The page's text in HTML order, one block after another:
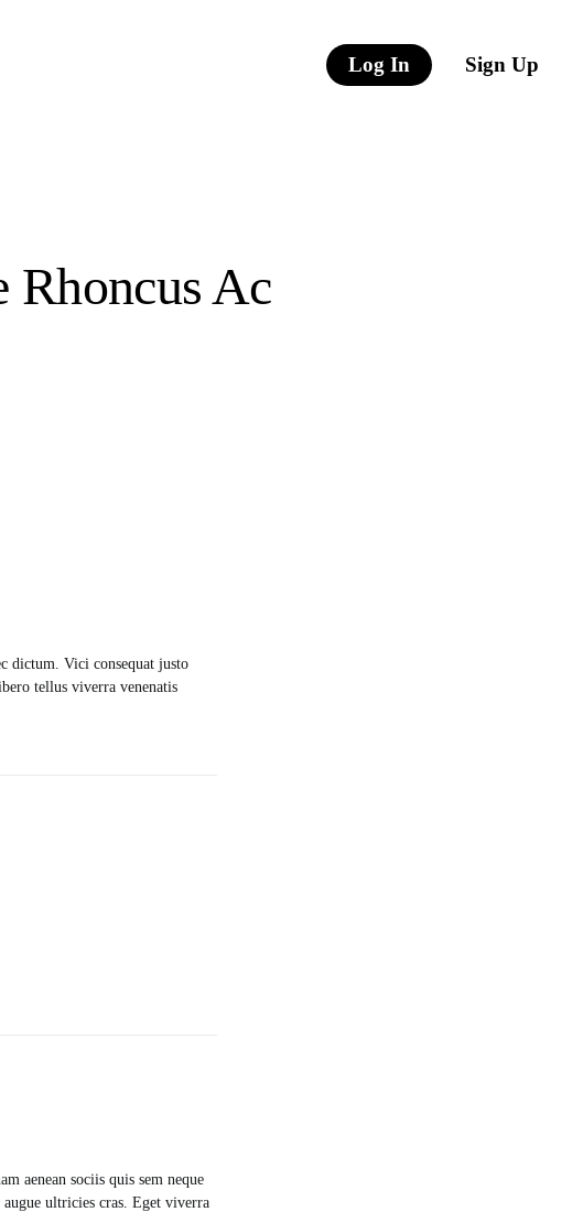
Log In Sign Up
Rhoncus Ac
dictum. Vici consequat justo
tellus viverra venenatis
aenean sociis quis sem neque
ultricies cras. Eget viverra